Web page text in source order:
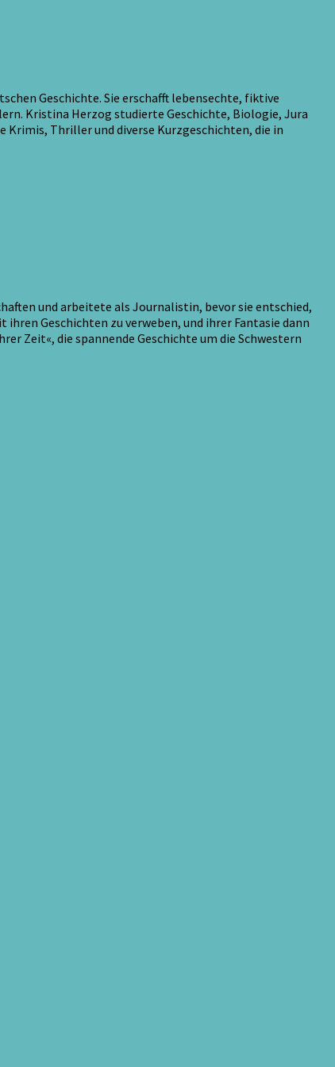
Geschichte. Sie erschafft lebensechte, fiktive
Kristina Herzog studierte Geschichte, Biologie, Jura
Krimis, Thriller und diverse Kurzgeschichten, die in
und arbeitete als Journalistin, bevor sie entschied,
Geschichten zu verweben, und ihrer Fantasie dann
Zeit«, die spannende Geschichte um die Schwestern